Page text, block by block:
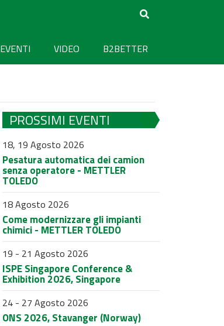
EVENTI VIDEO B2BETTER
PROSSIMI EVENTI
18, 19 Agosto 2026
Pesatura automatica dei camion
senza operatore - METTLER
TOLEDO
18 Agosto 2026
Come modernizzare gli impianti
chimici - METTLER TOLEDO
19 - 21 Agosto 2026
ISPE Singapore Conference &
Exhibition 2026, Singapore
24 - 27 Agosto 2026
ONS 2026, Stavanger (Norway)